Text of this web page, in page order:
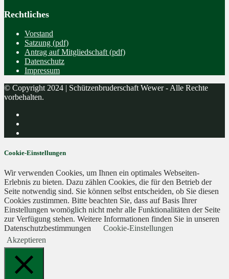
Rechtliches
Vorstand
Satzung (pdf)
Antrag auf Mitgliedschaft (pdf)
Datenschutz
Impressum
© Copyright 2024 | Schützenbruderschaft Wewer - Alle Rechte
vorbehalten.
Cookie-Einstellungen
Wir verwenden Cookies, um Ihnen ein optimales Webseiten-
Erlebnis zu bieten. Dazu zählen Cookies, die für den Betrieb der
Seite notwendig sind. Sie können selbst entscheiden, ob Sie diesen
Cookies zustimmen. Bitte beachten Sie, dass auf Basis Ihrer
Einstellungen womöglich nicht mehr alle Funktionalitäten der Seite
zur Verfügung stehen. Weitere Informationen finden Sie in unseren
Datenschutzbestimmungen
Cookie-Einstellungen
Akzeptieren